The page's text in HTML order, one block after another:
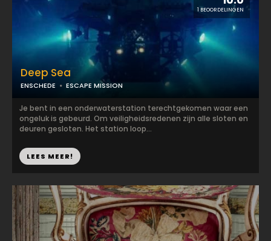
1 BEOORDELINGEN
Deep Sea
ENSCHEDE ESCAPE MISSION
Je bent in een onderwaterstation terechtgekomen waar een
ongeluk is gebeurd. Om veiligheidsredenen zijn alle sloten en
deuren gesloten. Het station loop...
LEES MEER!